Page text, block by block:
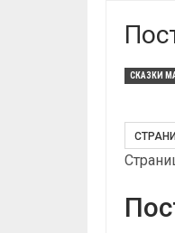
СКАЗКИ